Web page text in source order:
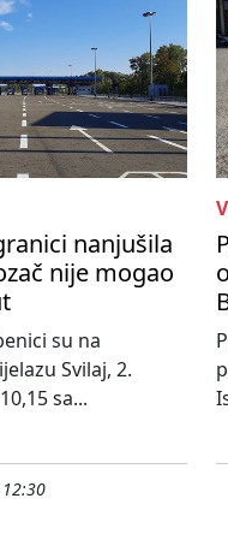
nanjušila
nije mogao
su na
Svilaj, 2.
sa...